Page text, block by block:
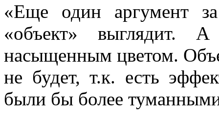
«Еще один аргумент
«объект» выглядит.
насыщенным цветом.
не будет, т.к. есть
были бы более